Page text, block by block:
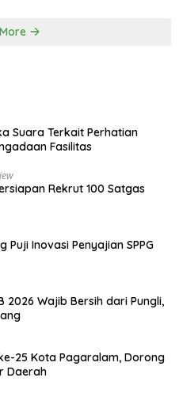
Suara Terkait Perhatian
Fasilitas
Rekrut 100 Satgas
Puji Inovasi Penyajian SPPG
2026 Wajib Bersih dari Pungli,
25 Kota Pagaralam, Dorong
Daerah